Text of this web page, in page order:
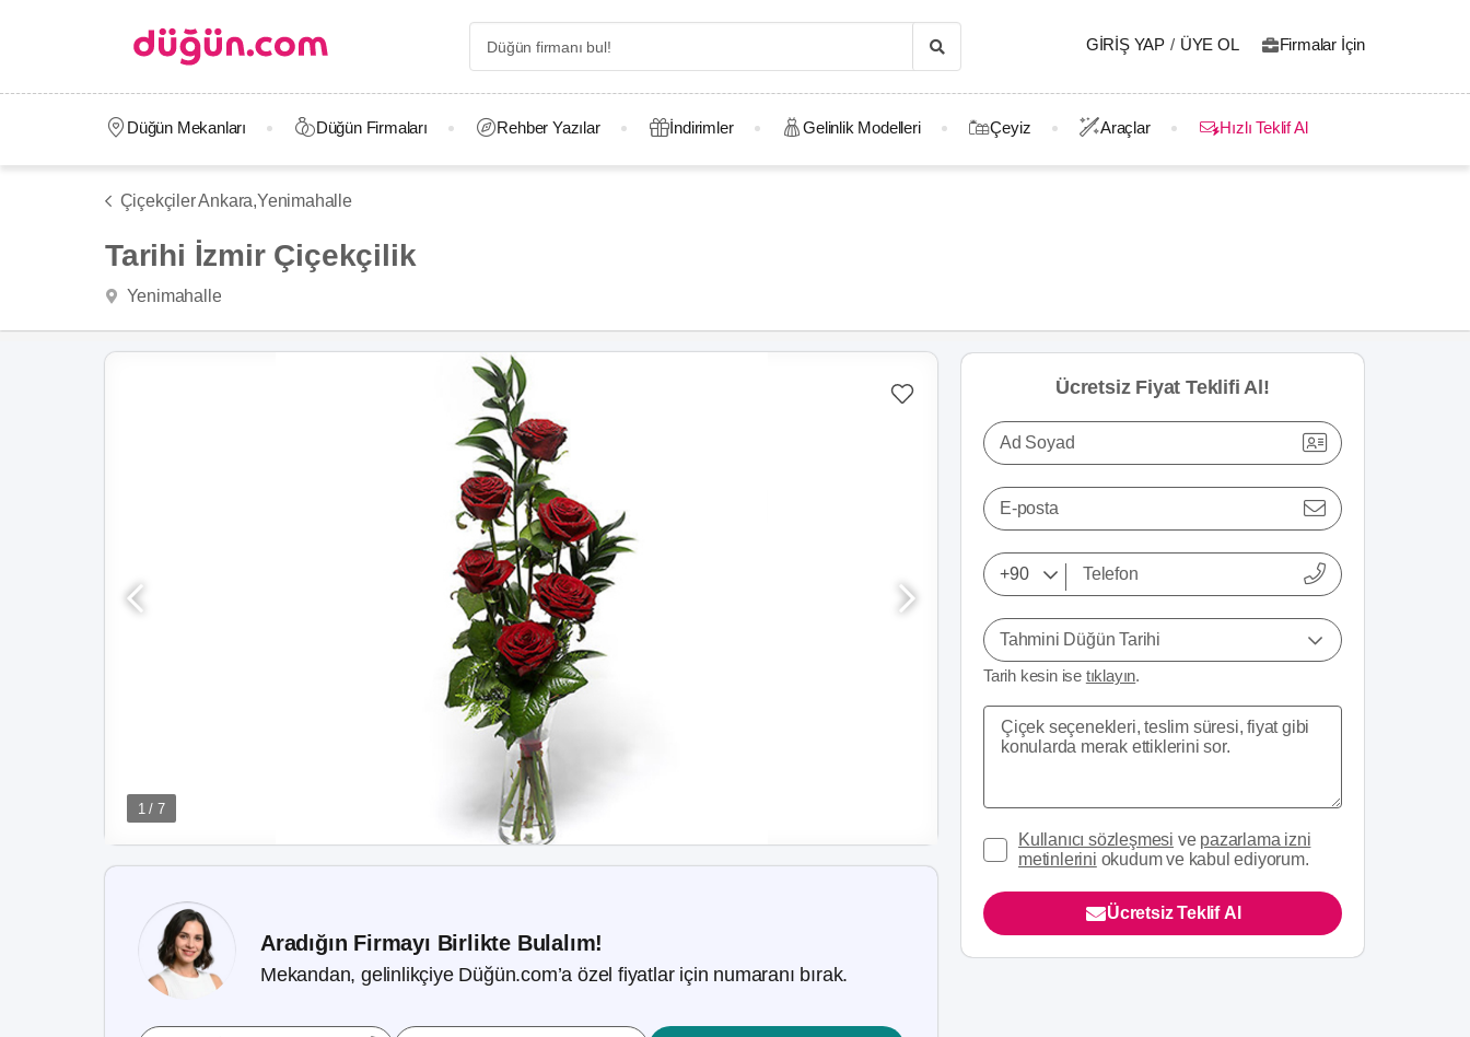
GIRIŞ YAP / ÜYE OL Firmalar İçin
Düğün Mekanları Düğün Firmaları Rehber Yazılar İndirimler Gelinlik Modelleri Çeyiz Araçlar Hızlı Teklif Al
Çiçekçiler Ankara,Yenimahalle
Tarihi İzmir Çiçekçilik
Yenimahalle
1 / 7
Aradığın Firmayı Birlikte Bulalım!
Mekandan, gelinlikçiye Düğün.com’a özel fiyatlar için numaranı bırak.
Ücretsiz Fiyat Teklifi Al!
Ad Soyad
E-posta
Tahmini Düğün Tarihi
Tarih kesin ise tıklayın.
Kullanıcı sözleşmesi ve pazarlama izni
metinlerini okudum ve kabul ediyorum.
Ücretsiz Teklif Al